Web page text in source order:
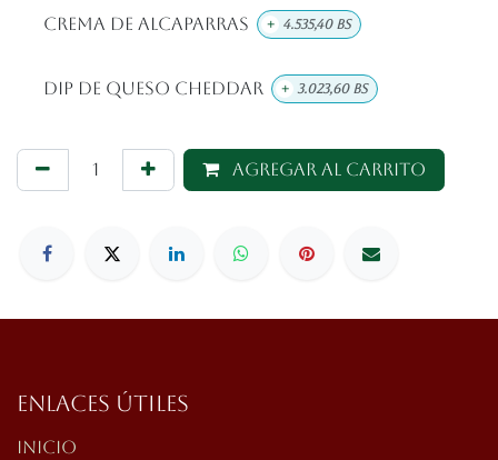
Crema De Alcaparras + 4.535,40Bs
DIP De Queso Cheddar + 3.023,60Bs
Agregar al carrito
Enlaces útiles
Inicio